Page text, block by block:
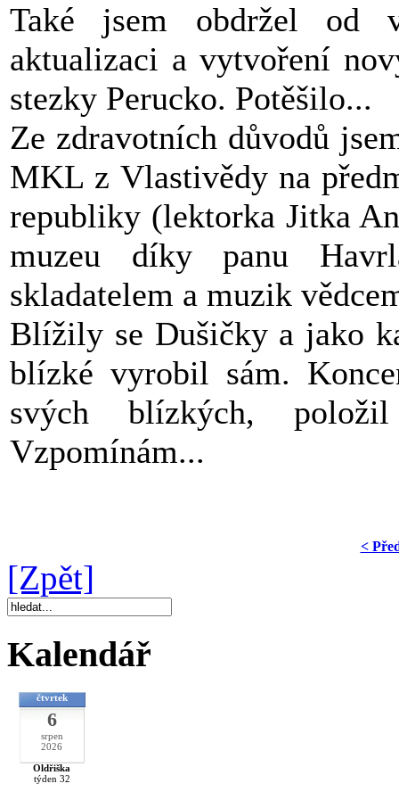
Také jsem obdržel od
aktualizaci a vytvoření
stezky Perucko. Potěšilo...
Ze zdravotních důvodů
MKL z Vlastivědy na
republiky (lektorka Jitka
muzeu díky panu
skladatelem a muzik
Blížily se Dušičky a jako
blízké vyrobil sám.
svých blízkých,
Vzpomínám...
<
[Zpět]
Kalendář
čtvrtek
6
srpen
2026
Oldřiška
týden 32